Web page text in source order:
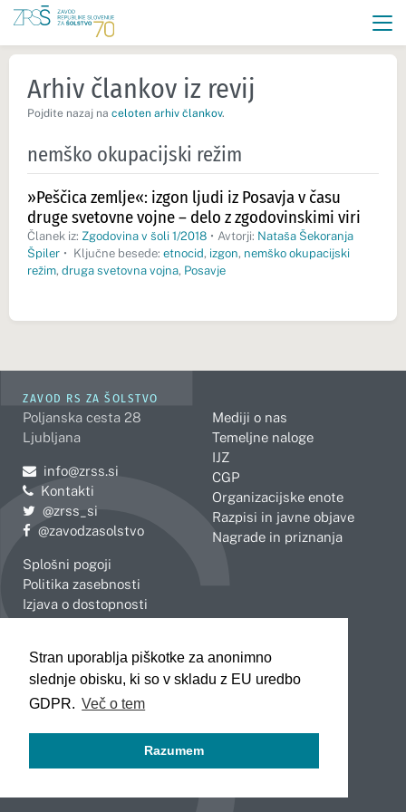
Stran uporablja piškotke za anonimno
slednje obisku, ki so v skladu z EU uredbo
GDPR. Več o tem
Razumem
Arhiv člankov iz revij
Pojdite nazaj na celoten arhiv člankov.
nemško okupacijski režim
»Peščica zemlje«: izgon ljudi iz Posavja v času
druge svetovne vojne – delo z zgodovinskimi viri
Članek iz: Zgodovina v šoli 1/2018 • Avtorji: Nataša Šekoranja
Špiler • Ključne besede: etnocid, izgon, nemško okupacijski
režim, druga svetovna vojna, Posavje
ZAVOD RS ZA ŠOLSTVO
Poljanska cesta 28
Ljubljana
Pošljite e-mail na
info@zrss.si
Kontakti
Pojdite na Twitter:
@zrss_si
Pojdite na Facebook:
@zavodzasolstvo
Splošni pogoji
Politika zasebnosti
Izjava o dostopnosti
Mediji o nas
Temeljne naloge
IJZ
CGP
Organizacijske enote
Razpisi in javne objave
Nagrade in priznanja
Celje
Koper
Kranj
Novo mesto
Slovenj Gradec